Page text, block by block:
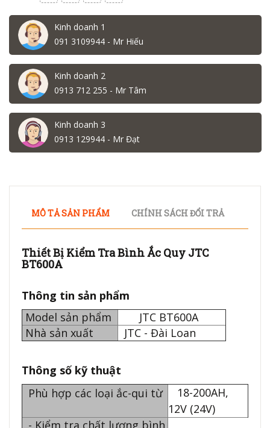
Kinh doanh 1
091 3109944 - Mr Hiếu
Kinh doanh 2
0913 712 255 - Mr Tâm
Kinh doanh 3
0913 129944 - Mr Đạt
MÔ TẢ SẢN PHẨM CHÍNH SÁCH ĐỔI TRẢ
Thiết Bị Kiểm Tra Bình Ắc Quy JTC
BT600A
Thông tin sản phẩm
Model sản phẩm
JTC BT600A
Nhà sản xuất
JTC - Đài Loan
Thông số kỹ thuật
Phù hợp các loại ắc-qui từ
18-200AH,
12V (24V)
- Kiểm tra chất lượng bình